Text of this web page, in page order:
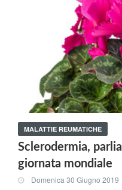
MALATTIE REUMATICHE
Sclerodermia,
giornata mondiale
Domenica 30 Giugno 2019